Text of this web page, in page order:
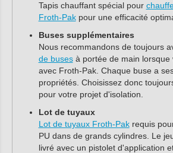
Tapis chauffant spécial pour
Froth-Pakpour une efficacité
Buses supplémentaires
Nous recommandons de toujours
de busesà portée de main lorsque
avec Froth-Pak. Chaque buse a
propriétés. Choisissez donc
pour votre projet d'isolation.
Lot de tuyaux
Lot de tuyaux Froth-Pakrequis
PU dans de grands cylindres. Le
livré avec un pistolet d'application